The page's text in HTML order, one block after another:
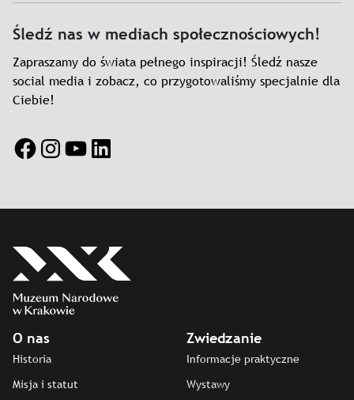
Śledź nas w mediach społecznościowych!
Zapraszamy do świata pełnego inspiracji! Śledź nasze
social media i zobacz, co przygotowaliśmy specjalnie dla
Ciebie!
Facebook
Instagram
YouTube
LinkedIn
O nas
Historia
Misja i statut
Zwiedzanie
Informacje praktyczne
Wystawy